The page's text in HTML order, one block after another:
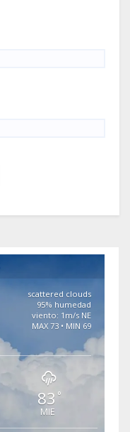
scattered clouds
95% humedad
viento: 1m/s NE
MAX 73 • MIN 69
83 °
MIE